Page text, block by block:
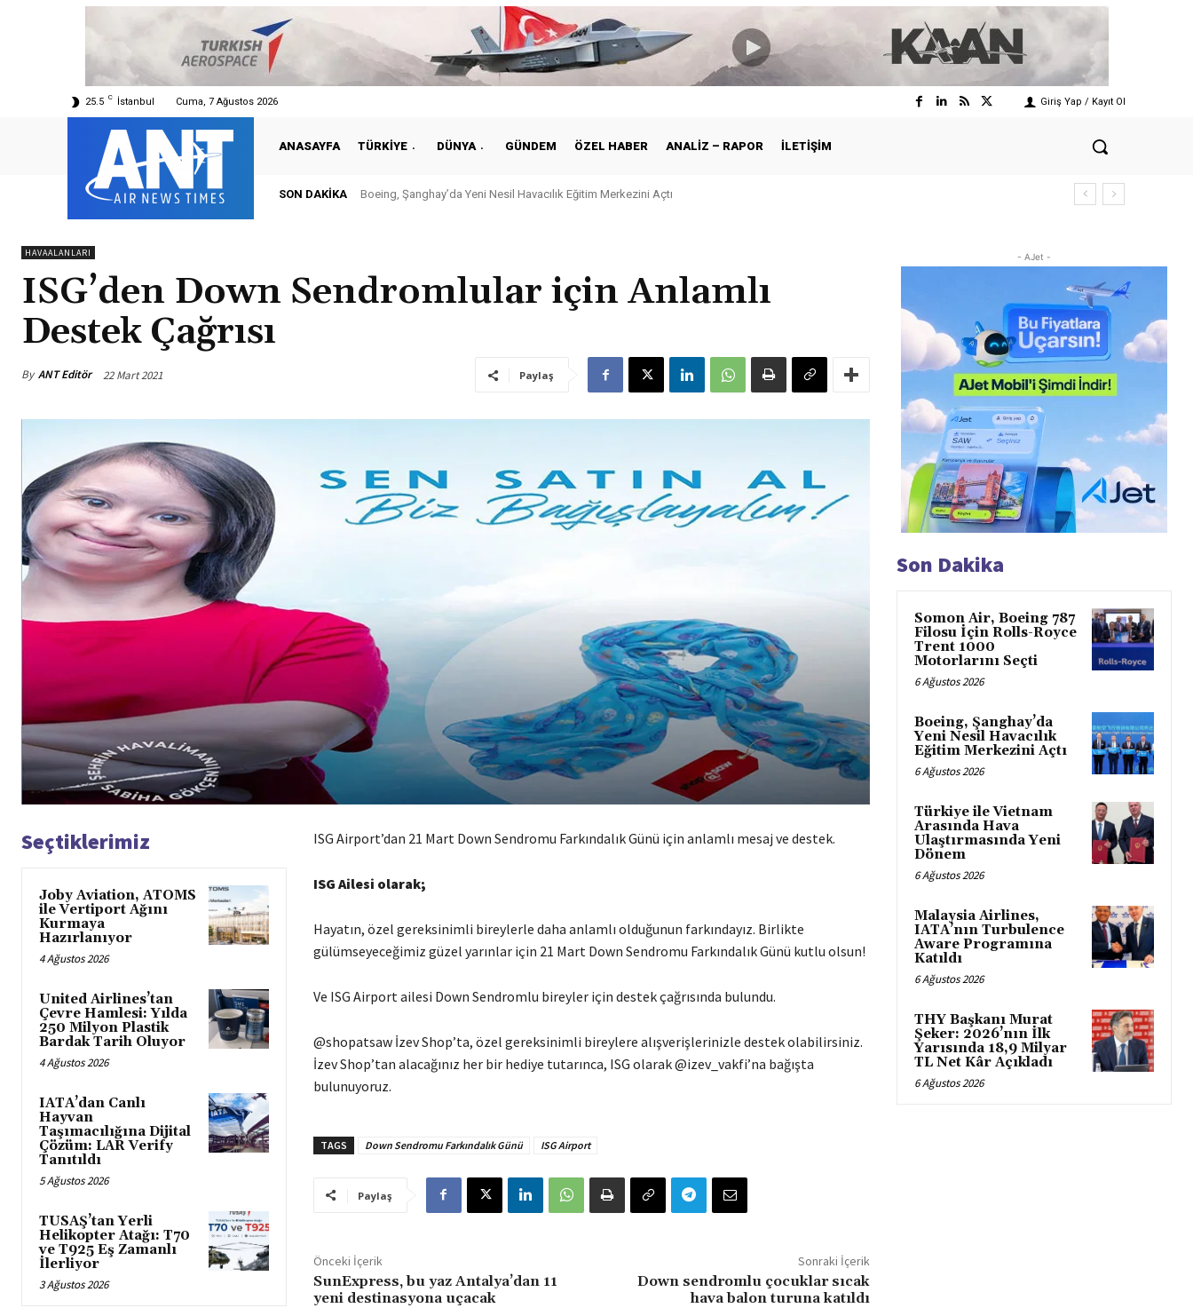
25.5 C İstanbul Cuma, 7 Ağustos 2026 Giriş Yap / Kayıt Ol
ANASAYFA TÜRKIYE DÜNYA GÜNDEM ÖZEL HABER ANALIZ – RAPOR İLETIŞIM
SON DAKIKA Boeing, Şanghay’da Yeni Nesil Havacılık Eğitim Merkezini Açtı
Türkiye ile Vietnam Arasında Hava Ulaştırmasında Yeni Dönem
HAVAALANLARI
ISG’den Down Sendromlular için Anlamlı
Destek Çağrısı
By ANT Editör 22 Mart 2021 Paylaş
Seçtiklerimiz
Joby Aviation, ATOMS
ile Vertiport Ağını
Kurmaya
Hazırlanıyor
4 Ağustos 2026
United Airlines’tan
Çevre Hamlesi: Yılda
250 Milyon Plastik
Bardak Tarih Oluyor
4 Ağustos 2026
IATA’dan Canlı
Hayvan
Taşımacılığına Dijital
Çözüm: LAR Verify
Tanıtıldı
5 Ağustos 2026
TUSAŞ’tan Yerli
Helikopter Atağı: T70
ve T925 Eş Zamanlı
İlerliyor
3 Ağustos 2026
ISG Airport’dan 21 Mart Down Sendromu Farkındalık Günü için anlamlı mesaj ve destek.
ISG Ailesi olarak;
Hayatın, özel gereksinimli bireylerle daha anlamlı olduğunun farkındayız. Birlikte
gülümseyeceğimiz güzel yarınlar için 21 Mart Down Sendromu Farkındalık Günü kutlu olsun!
Ve ISG Airport ailesi Down Sendromlu bireyler için destek çağrısında bulundu.
@shopatsaw İzev Shop’ta, özel gereksinimli bireylere alışverişlerinizle destek olabilirsiniz.
İzev Shop’tan alacağınız her bir hediye tutarınca, ISG olarak @izev_vakfi’na bağışta
bulunuyoruz.
TAGS Down Sendromu Farkındalık Günü ISG Airport
Paylaş
Önceki İçerik
SunExpress, bu yaz Antalya’dan 11
yeni destinasyona uçacak
Sonraki İçerik
Down sendromlu çocuklar sıcak
hava balon turuna katıldı
- AJet -
Son Dakika
Somon Air, Boeing 787
Filosu İçin Rolls-Royce
Trent 1000
Motorlarını Seçti
6 Ağustos 2026
Boeing, Şanghay’da
Yeni Nesil Havacılık
Eğitim Merkezini Açtı
6 Ağustos 2026
Türkiye ile Vietnam
Arasında Hava
Ulaştırmasında Yeni
Dönem
6 Ağustos 2026
Malaysia Airlines,
IATA’nın Turbulence
Aware Programına
Katıldı
6 Ağustos 2026
THY Başkanı Murat
Şeker: 2026’nın İlk
Yarısında 18,9 Milyar
TL Net Kâr Açıkladı
6 Ağustos 2026